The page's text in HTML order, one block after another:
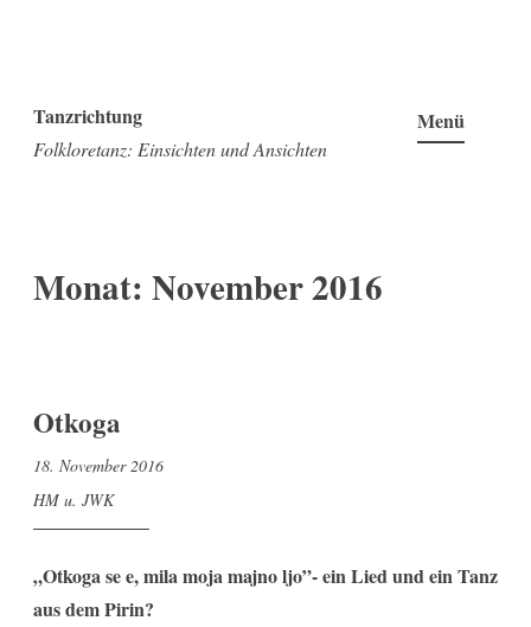
Inhalt
springen
Tanzrichtung
Folkloretanz: Einsichten und Ansichten
Menü
Monat: November 2016
Otkoga
18. November 2016
HM u. JWK
„Otkoga se e, mila moja majno ljo”- ein Lied und ein Tanz
aus dem Pirin?